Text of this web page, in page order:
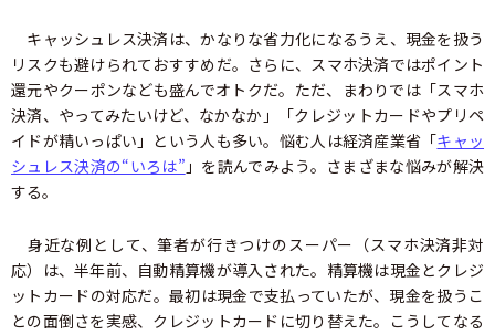
キャッシュレス決済は、かなりな省力化になるうえ、現金を扱う
リスクも避けられておすすめだ。さらに、スマホ決済ではポイント
還元やクーポンなども盛んでオトクだ。ただ、まわりでは「スマホ
決済、やってみたいけど、なかなか」「クレジットカードやプリペ
イドが精いっぱい」という人も多い。悩む人は経済産業省「キャッ
シュレス決済の“いろは” 」を読んでみよう。さまざまな悩みが解決
する。
身近な例として、筆者が行きつけのスーパー（スマホ決済非対
応）は、半年前、自動精算機が導入された。精算機は現金とクレジ
ットカードの対応だ。最初は現金で支払っていたが、現金を扱うこ
との面倒さを実感、クレジットカードに切り替えた。こうしてなる